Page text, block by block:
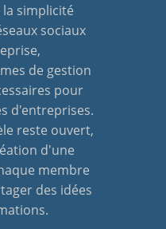
simplicité
sociaux
de gestion
pour
d'entreprises.
reste ouvert,
d'une
membre
des idées